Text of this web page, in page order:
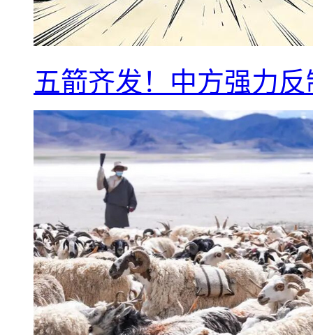
五箭齐发！中方强力